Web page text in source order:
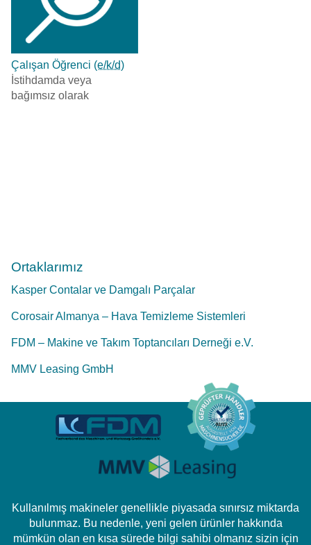
Çalışan Öğrenci (e/k/d)
İstihdamda veya
bağımsız olarak
Ortaklarımız
Kasper Contalar ve Damgalı Parçalar
Corosair Almanya – Hava Temizleme Sistemleri
FDM – Makine ve Takım Toptancıları Derneği e.V.
MMV Leasing GmbH
Kullanılmış makineler genellikle piyasada sınırsız miktarda
bulunmaz. Bu nedenle, yeni gelen ürünler hakkında
mümkün olan en kısa sürede bilgi sahibi olmanız sizin için